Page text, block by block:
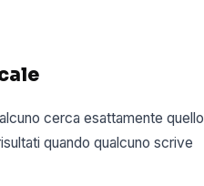
cerca esattamente quello
quando qualcuno scrive